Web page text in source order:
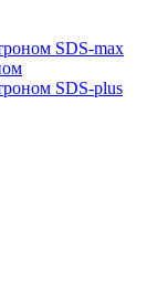
SDS-max
SDS-plus